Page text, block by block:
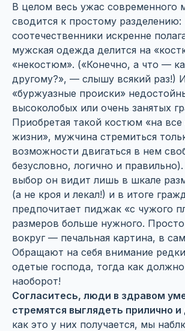
В целом весь ужас современного
сводится к простому разделению:
соотечественники искренне
мужская одежда делится на
«некостюм». («Конечно, а что —
другому?», — слышу всякий раз!)
«буржуазные происки»
высоколобых или очень занятых
Приобретая такой костюм «на все
жизни», мужчина стремиться
возможности двигаться в нем
безусловно, логично и
выбор он видит лишь в шкале
(а не кроя и лекал!) и в итоге
предпочитает пиджак «с чужого
размеров больше нужного. Просто
вокруг — печальная картина, в
Обращают на себя внимание
одетые господа, тогда как
наоборот!
Согласитесь, люди в здравом
стремятся выглядеть прилично и
как это у них получается, мы